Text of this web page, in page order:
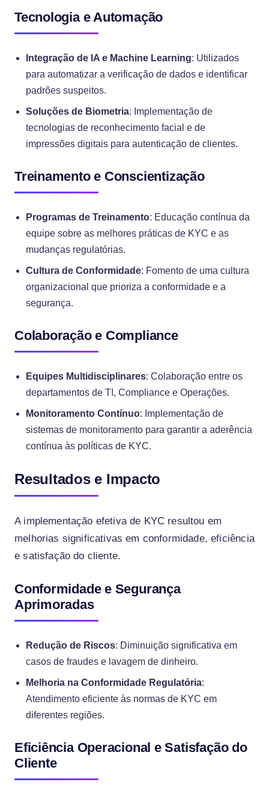
Tecnologia e Automação
Integração de IA e Machine Learning: Utilizados
para automatizar a verificação de dados e identificar
padrões suspeitos.
Soluções de Biometria: Implementação de
tecnologias de reconhecimento facial e de
impressões digitais para autenticação de clientes.
Treinamento e Conscientização
Programas de Treinamento: Educação contínua da
equipe sobre as melhores práticas de KYC e as
mudanças regulatórias.
Cultura de Conformidade: Fomento de uma cultura
organizacional que prioriza a conformidade e a
segurança.
Colaboração e Compliance
Equipes Multidisciplinares: Colaboração entre os
departamentos de TI, Compliance e Operações.
Monitoramento Contínuo: Implementação de
sistemas de monitoramento para garantir a aderência
contínua às políticas de KYC.
Resultados e Impacto
A implementação efetiva de KYC resultou em
melhorias significativas em conformidade, eficiência
e satisfação do cliente.
Conformidade e Segurança
Aprimoradas
Redução de Riscos: Diminuição significativa em
casos de fraudes e lavagem de dinheiro.
Melhoria na Conformidade Regulatória:
Atendimento eficiente às normas de KYC em
diferentes regiões.
Eficiência Operacional e Satisfação do
Cliente